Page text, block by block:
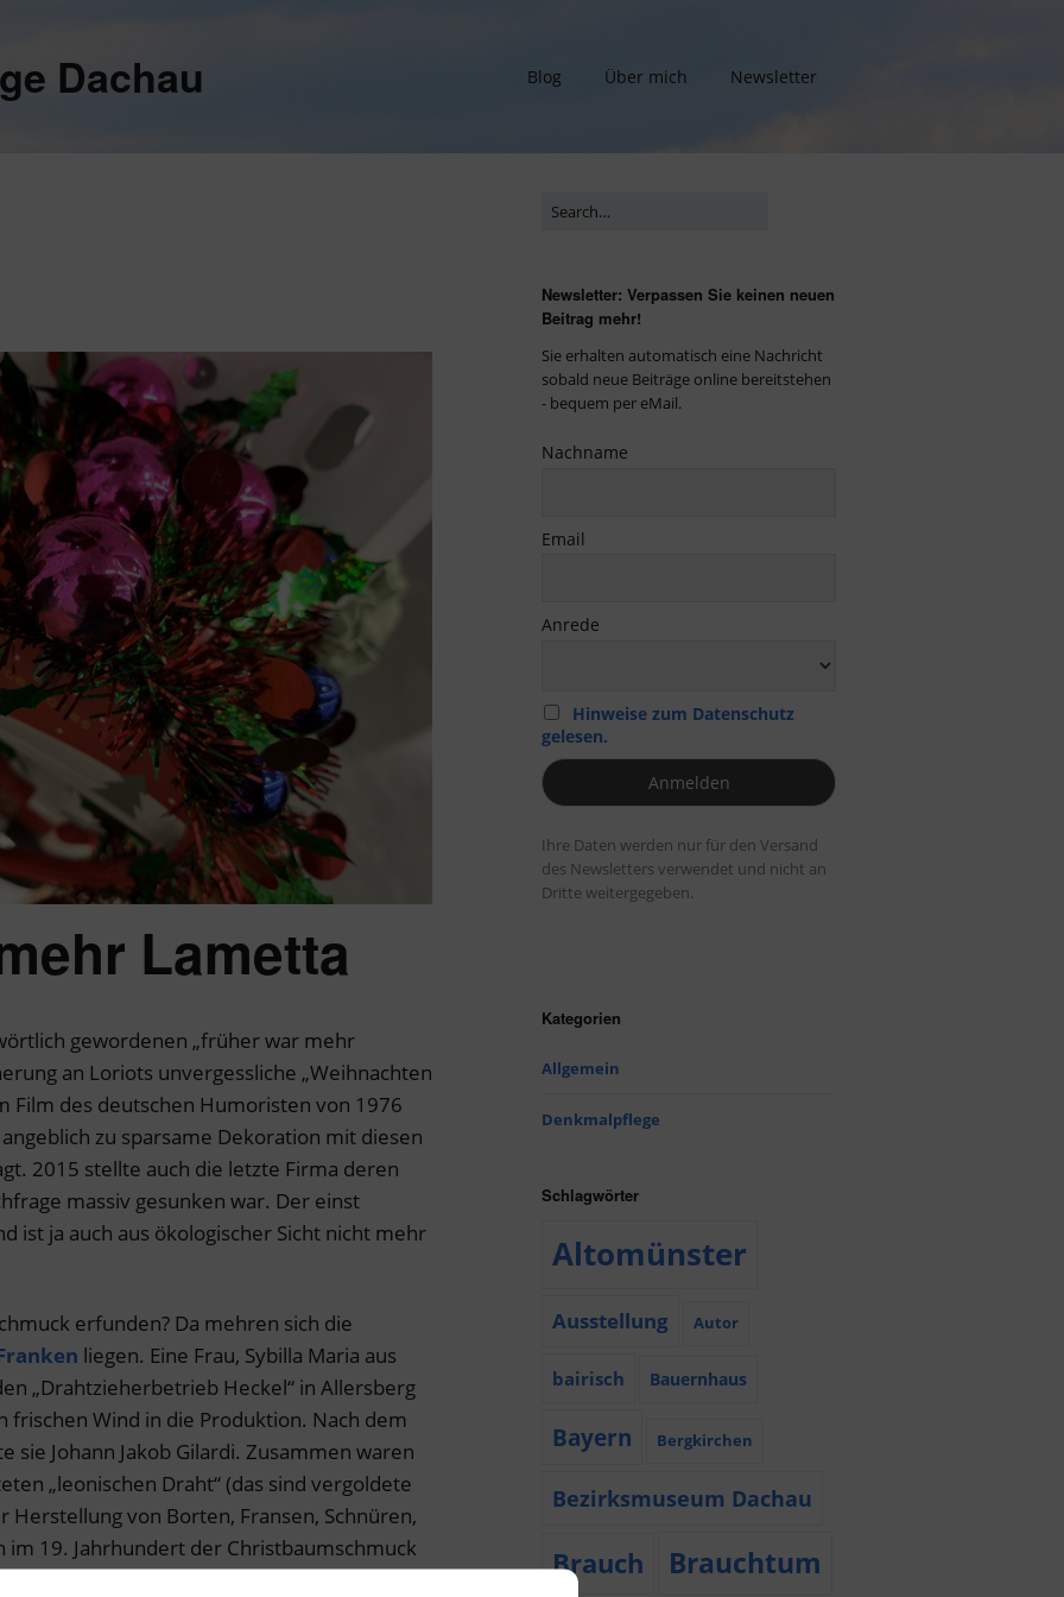
Dachau Blog Über mich Newsletter
Lametta
gewordenen „früher war mehr
an Loriots unvergessliche „Weihnachten
Film des deutschen Humoristen von 1976
zu sparsame Dekoration mit diesen
2015 stellte auch die letzte Firma deren
massiv gesunken war. Der einst
ist ja auch aus ökologischer Sicht nicht mehr
erfunden? Da mehren sich die
liegen. Eine Frau, Sybilla Maria aus
„Drahtzieherbetrieb Heckel“ in Allersberg
Wind in die Produktion. Nach dem
sie Johann Jakob Gilardi. Zusammen waren
„leonischen Draht“ (das sind vergoldete
von Borten, Fransen, Schnüren,
im 19. Jahrhundert der Christbaumschmuck
Newsletter: Verpassen Sie keinen neuen
Beitrag mehr!
Sie erhalten automatisch eine Nachricht
sobald neue Beiträge online bereitstehen
- bequem per eMail.
Nachname
Email
Anrede
Hinweise zum Datenschutz
gelesen.
Ihre Daten werden nur für den Versand
des Newsletters verwendet und nicht an
Dritte weitergegeben.
Kategorien
Allgemein
Denkmalpflege
Schlagwörter
Altomünster
Ausstellung Autor
bairisch Bauernhaus
Bayern Bergkirchen
Bezirksmuseum Dachau
Brauch Brauchtum